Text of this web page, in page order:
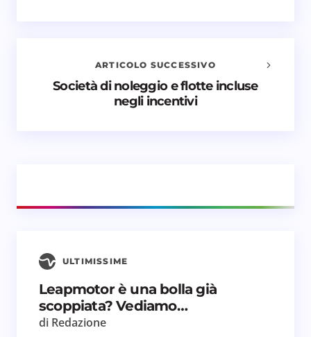
per il prossimo commento.
ARTICOLO SUCCESSIVO
Società di noleggio e flotte incluse
negli incentivi
ULTIMISSIME
Leapmotor è una bolla già
scoppiata? Vediamo…
di Redazione